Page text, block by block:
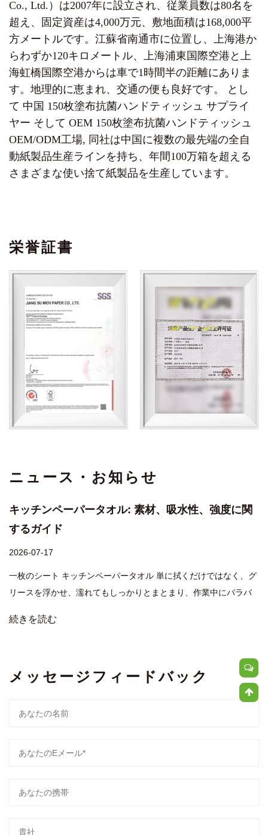
Co., Ltd.）は2007年に設立され、従業員数は80名を
超え、固定資産は4,000万元、敷地面積は168,000平
方メートルです。江蘇省南通市に位置し、上海港か
らわずか120キロメートル、上海浦東国際空港と上
海虹橋国際空港からは車で1時間半の距離にありま
す。地理的に恵まれ、交通の便も良好です。 とし
て 中国 150枚塗布抗菌ハンドティッシュ サプライ
ヤー そして OEM 150枚塗布抗菌ハンドティッシュ
OEM/ODM工場 , 同社は中国に複数の最先端の全自
動紙製品生産ラインを持ち、年間100万箱を超える
さまざまな使い捨て紙製品を生産しています。
栄誉証書
ニュース・お知らせ
キッチンペーパータオル: 素材、吸水性、強度に関
するガイド
2026-07-17
一枚のシート キッチンペーパータオル 単に拭くだけではなく、グ
リースを浮かせ、濡れてもしっかりとまとまり、作業中にバラバ
面倒なカウンタートップの片づけが 2 秒の仕事に変わります。間
続きを読む
メッセージフィードバック